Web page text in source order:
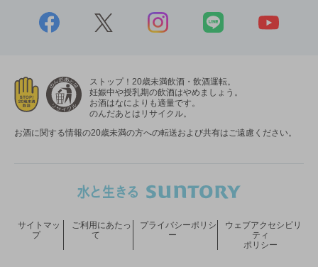
ストップ！20歳未満飲酒・飲酒運転。
妊娠中や授乳期の飲酒はやめましょう。
お酒はなによりも適量です。
のんだあとはリサイクル。
お酒に関する情報の20歳未満の方への転送および共有はご遠慮ください。
サイトマッ
プ
ご利用にあたっ
て
プライバシーポリシ
ー
ウェブアクセシビリ
ティ
ポリシー